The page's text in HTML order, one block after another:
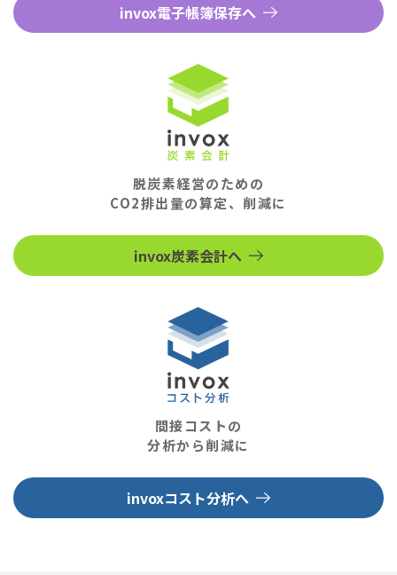
invox電子帳簿保存へ
脱炭素経営のための
CO2排出量の算定、削減に
invox炭素会計へ
間接コストの
分析から削減に
invoxコスト分析へ